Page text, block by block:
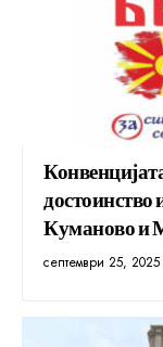
достоинство
Куманово и
септември 25, 2025